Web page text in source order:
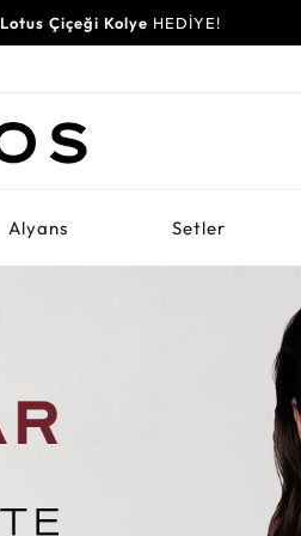
Lotus Çiçeği Kolye HEDİYE!
Alyans Setler